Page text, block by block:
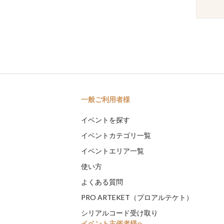
一般ご利用者様
イベントを探す
イベントカテゴリ一覧
イベントエリア一覧
使い方
よくある質問
PRO ARTEKET（プロアルテケト）
シリアルコード受け取り